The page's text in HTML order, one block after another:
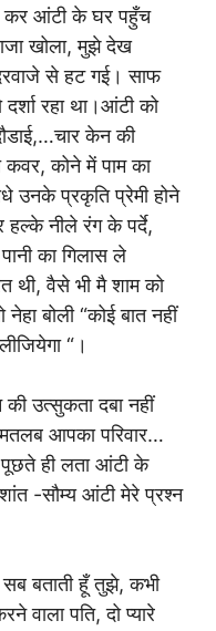
कर आंटी के घर पहुँच
खोला, मुझे देख
से हट गई। साफ
रहा था।आंटी को
केन की
कवर, कोने में पाम का
उनके प्रकृति प्रेमी होने
हल्के नीले रंग के पर्दे,
का गिलास ले
थी, वैसे भी मै शाम को
बोली “कोई बात नहीं
“।
उत्सुकता दबा नहीं
आपका परिवार…
ही लता आंटी के
-सौम्य आंटी मेरे प्रश्न
सब बताती हूँ तुझे, कभी
वाला पति, दो प्यारे